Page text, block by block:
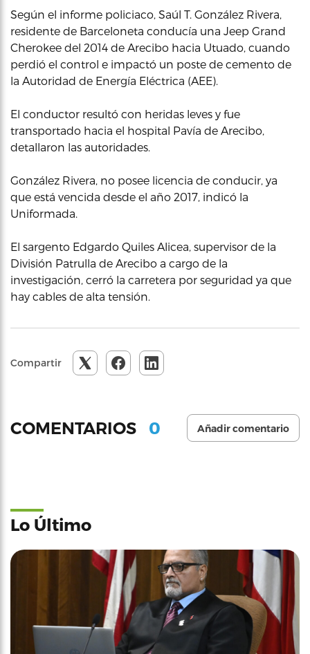
Según el informe policiaco, Saúl T. González Rivera,
residente de Barceloneta conducía una Jeep Grand
Cherokee del 2014 de Arecibo hacia Utuado, cuando
perdió el control e impactó un poste de cemento de
la Autoridad de Energía Eléctrica (AEE).
El conductor resultó con heridas leves y fue
transportado hacia el hospital Pavía de Arecibo,
detallaron las autoridades.
González Rivera, no posee licencia de conducir, ya
que está vencida desde el año 2017, indicó la
Uniformada.
El sargento Edgardo Quiles Alicea, supervisor de la
División Patrulla de Arecibo a cargo de la
investigación, cerró la carretera por seguridad ya que
hay cables de alta tensión.
Compartir
COMENTARIOS 0 Añadir comentario
Lo Último